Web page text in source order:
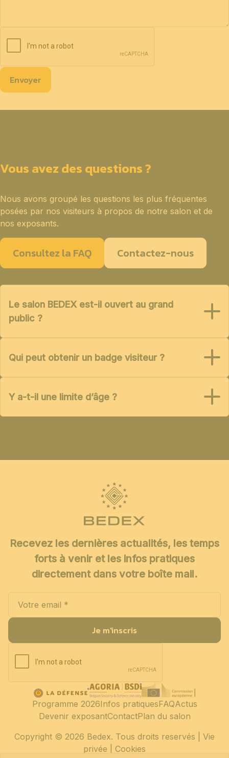
Envoyer
Vous avez des questions ?
Nous avons groupé les questions les plus fréquentes
posées par nos visiteurs à propos de notre salon et de
nos exposants.
Consultez la FAQ Contactez-nous
Le salon BEDEX est-il ouvert au grand
public ?
Qui peut obtenir un badge visiteur ?
Y a-t-il une limite d’âge ?
Recevez les dernières actualités, les temps
forts à venir et les infos pratiques
directement dans votre boîte mail.
Je m'inscris
Copyright © 2026 Bedex. Tous droits reservés | Vie
privée
Cookies
Programme 2026Infos pratiquesFAQActus
Devenir exposantContactPlan du salon